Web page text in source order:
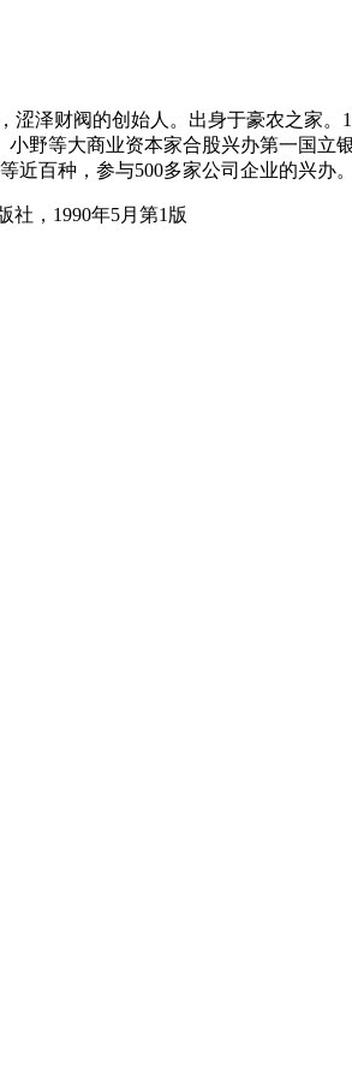
涩泽财阀的创始人。出身于豪农之家
野等大商业资本家合股兴办第一国
百种，参与500多家公司企业的兴办。
社，1990年5月第1版